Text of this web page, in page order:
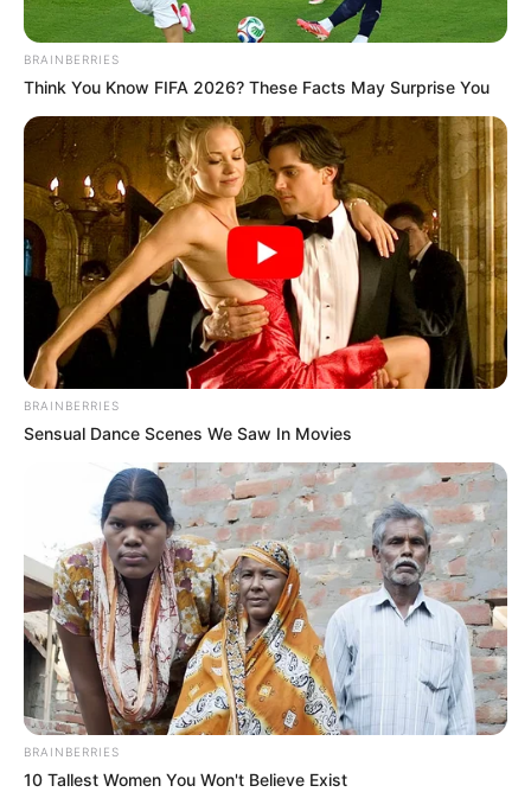
ΣΠΑΜΕ ΤΟ ΜΑΤΡΙΞ – ΤΟ ΒΙΒΛΙΟ
BRAINBERRIES
Think You Know FIFA 2026? These Facts May Surprise You
BRAINBERRIES
Sensual Dance Scenes We Saw In Movies
BRAINBERRIES
10 Tallest Women You Won't Believe Exist